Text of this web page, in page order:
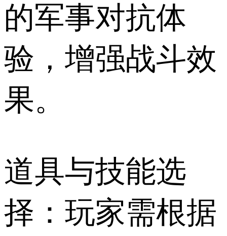
的军事对抗体
验，增强战斗效
果。
道具与技能选
择：玩家需根据